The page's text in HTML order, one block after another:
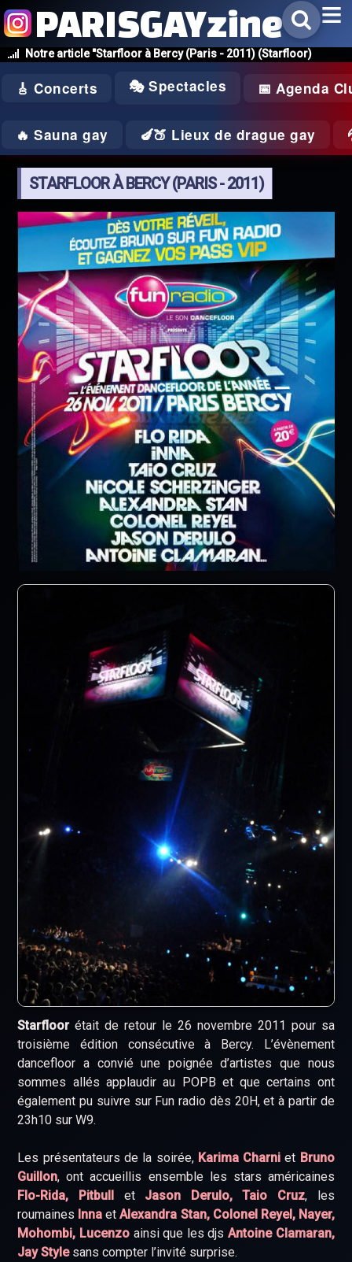
Notre article "Starfloor à Bercy (Paris - 2011) (Starfloor)
PARISGAYzine
🎸 Concerts 🎭 Spectacles 📅 Agenda
🔥 Sauna gay 🍆🍑 Lieux de drague gay
STARFLOOR À BERCY (PARIS - 2011)
Starfloorétait de retour le 26 novembre 2011 pour sa
troisième édition consécutive à Bercy. L’évènement
dancefloor a convié une poignée d’artistes que nous
sommes allés applaudir au POPB et que certains ont
également pu suivre sur Fun radio dès 20H, et à partir de
23h10 sur W9.
Les présentateurs de la soirée, Karima Charni et Bruno
Guillon, ont accueillis ensemble les stars américaines
Flo-Rida, Pitbull et Jason Derulo, Taio Cruz, les
roumaines Inna etAlexandra Stan, Colonel Reyel, Nayer,
Mohombi, Lucenzo ainsi que les djsAntoine Clamaran,
Jay Stylesans compter l’invité surprise.